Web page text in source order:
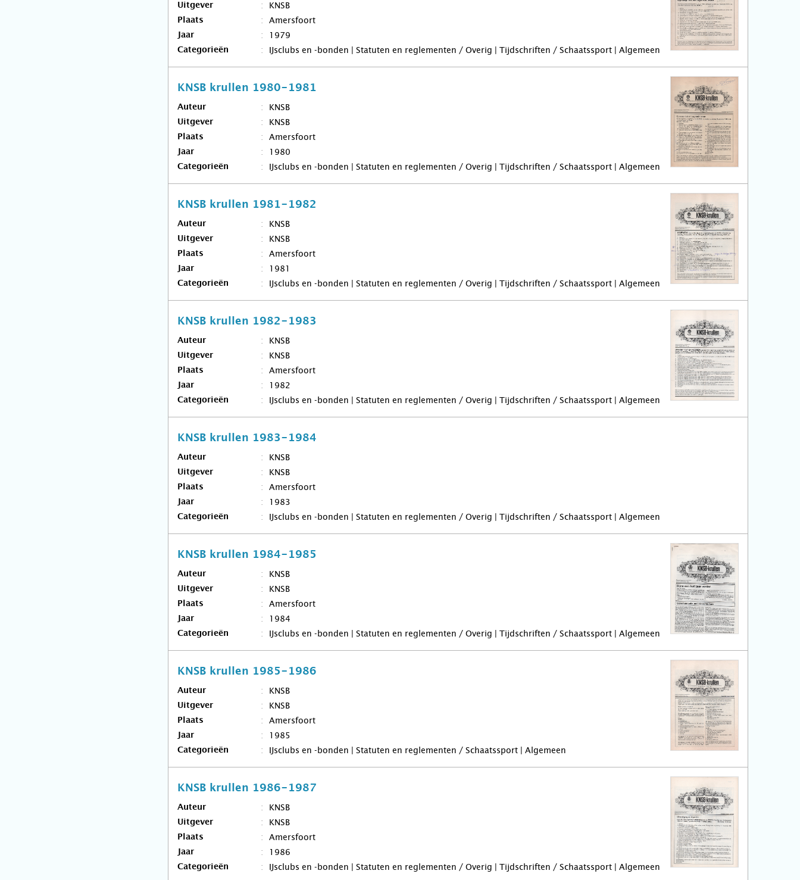
Uitgever KNSB
Plaats Amersfoort
Jaar 1979
Categorieën IJsclubs en -bonden | Statuten en reglementen / Overig | Tijdschriften / Schaatssport | Algemeen
KNSB krullen 1980-1981
Auteur KNSB
Uitgever KNSB
Plaats Amersfoort
Jaar 1980
Categorieën IJsclubs en -bonden | Statuten en reglementen / Overig | Tijdschriften / Schaatssport | Algemeen
KNSB krullen 1981-1982
Auteur KNSB
Uitgever KNSB
Plaats Amersfoort
Jaar 1981
Categorieën IJsclubs en -bonden | Statuten en reglementen / Overig | Tijdschriften / Schaatssport | Algemeen
KNSB krullen 1982-1983
Auteur KNSB
Uitgever KNSB
Plaats Amersfoort
Jaar 1982
Categorieën IJsclubs en -bonden | Statuten en reglementen / Overig | Tijdschriften / Schaatssport | Algemeen
KNSB krullen 1983-1984
Auteur KNSB
Uitgever KNSB
Plaats Amersfoort
Jaar 1983
Categorieën IJsclubs en -bonden | Statuten en reglementen / Overig | Tijdschriften / Schaatssport | Algemeen
KNSB krullen 1984-1985
Auteur KNSB
Uitgever KNSB
Plaats Amersfoort
Jaar 1984
Categorieën IJsclubs en -bonden | Statuten en reglementen / Overig | Tijdschriften / Schaatssport | Algemeen
KNSB krullen 1985-1986
Auteur KNSB
Uitgever KNSB
Plaats Amersfoort
Jaar 1985
Categorieën IJsclubs en -bonden | Statuten en reglementen / Schaatssport | Algemeen
KNSB krullen 1986-1987
Auteur KNSB
Uitgever KNSB
Plaats Amersfoort
Jaar 1986
Categorieën IJsclubs en -bonden | Statuten en reglementen / Overig | Tijdschriften / Schaatssport | Algemeen